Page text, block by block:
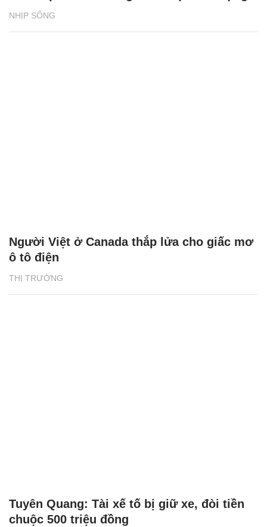
NHỊP SỐNG
THỊ TRƯỜNG
Người Việt ở Canada thắp lửa cho giấc mơ
ô tô điện
Tuyên Quang: Tài xế tố bị giữ xe, đòi tiền
chuộc 500 triệu đồng